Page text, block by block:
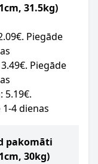
31.5kg)
Piegāde
Piegāde
5.19€.
1-4 dienas
pakomāti
30kg)